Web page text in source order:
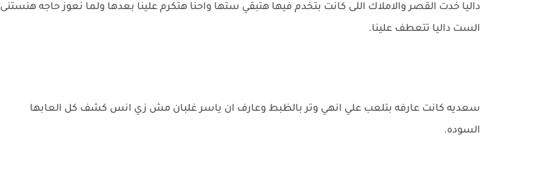
داليا خدت القصر والاملاك اللى كانت بتخدم فيها هتبقي ستها واحنا هتكرم علينا بعدها ولما نعوز حاجه هنستنى
الست داليا تتعطف علينا.
سعديه كانت عارفه بتلعب علي انهي وتر بالظبط وعارف ان ياسر غلبان مش زي انس كشف كل العابها
السوده.